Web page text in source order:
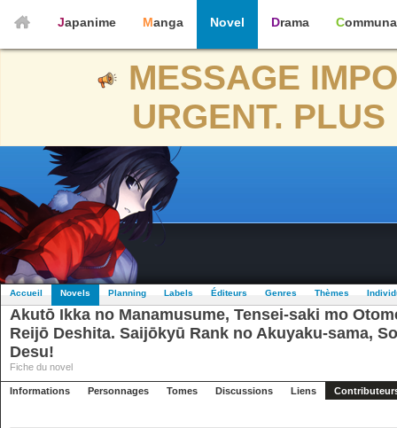
Japanime Manga Novel Drama
MESSAGE
URGENT.
Accueil Novels Planning Labels Éditeurs Genres Thèmes
Akutō Ikka no Manamusume, Tensei-saki mo
Reijō Deshita. Saijōkyū Rank no Akuyaku-sama,
Desu!
Fiche du novel
Informations Personnages Tomes Discussions Liens